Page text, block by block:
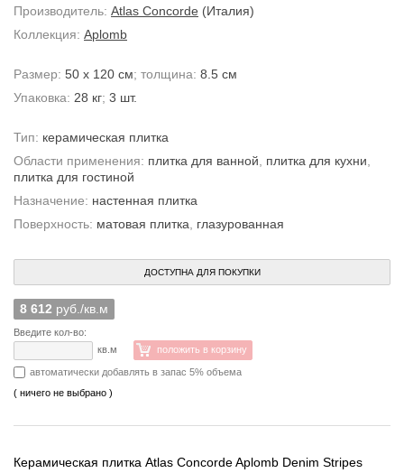
Производитель: Atlas Concorde (Италия)
Коллекция: Aplomb
Размер: 50 x 120 см; толщина: 8.5 см
Упаковка: 28 кг; 3 шт.
Тип: керамическая плитка
Области применения: плитка для ванной плитка для кухни
плитка для гостиной
Назначение: настенная плитка
Поверхность: матовая плитка глазурованная
ДОСТУПНА ДЛЯ ПОКУПКИ
8 612 руб./кв.м
Введите кол-во:
кв.м
положить в корзину
автоматически добавлять в запас 5% объема
( ничего не выбрано )
Керамическая плитка Atlas Concorde Aplomb Denim Stripes